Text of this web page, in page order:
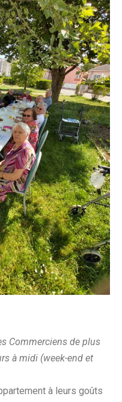
Commerciens de plus
à midi (week-end et
à leurs goûts